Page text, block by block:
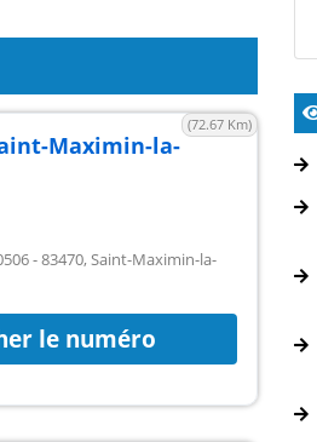
(72.67 Km)
Maximin-la-
- 83470, Saint-Maximin-la-
le numéro